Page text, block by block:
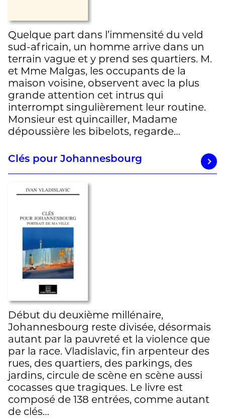
Quelque part dans l’immensité du veld
sud-africain, un homme arrive dans un
terrain vague et y prend ses quartiers. M.
et Mme Malgas, les occupants de la
maison voisine, observent avec la plus
grande attention cet intrus qui
interrompt singulièrement leur routine.
Monsieur est quincailler, Madame
dépoussière les bibelots, regarde…
Clés pour Johannesbourg
Début du deuxième millénaire,
Johannesbourg reste divisée, désormais
autant par la pauvreté et la violence que
par la race. Vladislavic, fin arpenteur des
rues, des quartiers, des parkings, des
jardins, circule de scène en scène aussi
cocasses que tragiques. Le livre est
composé de 138 entrées, comme autant
de clés…